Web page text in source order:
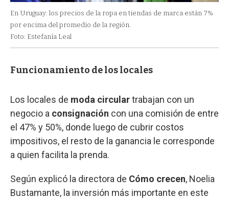
En Uruguay: los precios de la ropa en tiendas de marca están 7%
por encima del promedio de la región.
Foto: Estefanía Leal
Funcionamiento de los locales
Los locales de moda circulartrabajan con un
negocio a consignación con una comisión de entre
el 47% y 50%, donde luego de cubrir costos
impositivos, el resto de la ganancia le corresponde
a quien facilita la prenda.
Según explicó la directora de Cómo crecen, Noelia
Bustamante, la inversión más importante en este